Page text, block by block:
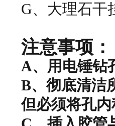
G、大理石干
注意事项：
A、用电锤钻
B、彻底清洁
但必须将孔